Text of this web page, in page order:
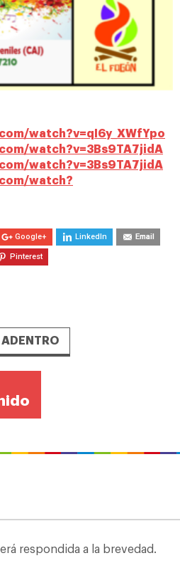
watch?v=qI6y_XWfYpo
watch?v=3Bs9TA7jidA
watch?v=3Bs9TA7jidA
watch?
Google+ LinkedIn Email
Pinterest
respondida a la brevedad.